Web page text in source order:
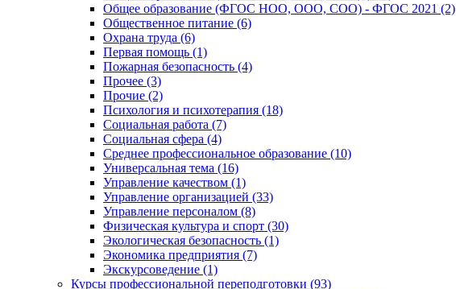
Общее образование (ФГОС НОО, ООО, СОО) - ФГОС 2021 (2)
Общественное питание (6)
Охрана труда (6)
Первая помощь (1)
Пожарная безопасность (4)
Прочее (3)
Прочие (2)
Психология и психотерапия (18)
Социальная работа (7)
Социальная сфера (4)
Среднее профессиональное образование (10)
Универсальная тема (16)
Управление качеством (1)
Управление организацией (33)
Управление персоналом (8)
Физическая культура и спорт (30)
Экологическая безопасность (1)
Экономика предприятия (7)
Экскурсоведение (1)
Курсы профессиональной переподготовки (93)